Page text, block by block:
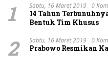
1 Sabtu, 16 Maret 2019 0
14 Tahun
Bentuk Tim Khusus
2 Sabtu, 16 Maret 2019 0
Prabowo Resmikan